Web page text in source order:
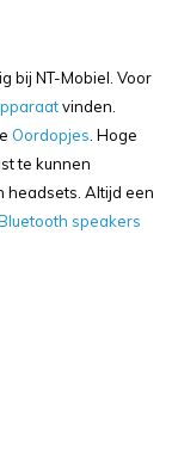
bij NT-Mobiel. Voor
vinden.
Oordopjes . Hoge
te kunnen
headsets. Altijd een
speakers